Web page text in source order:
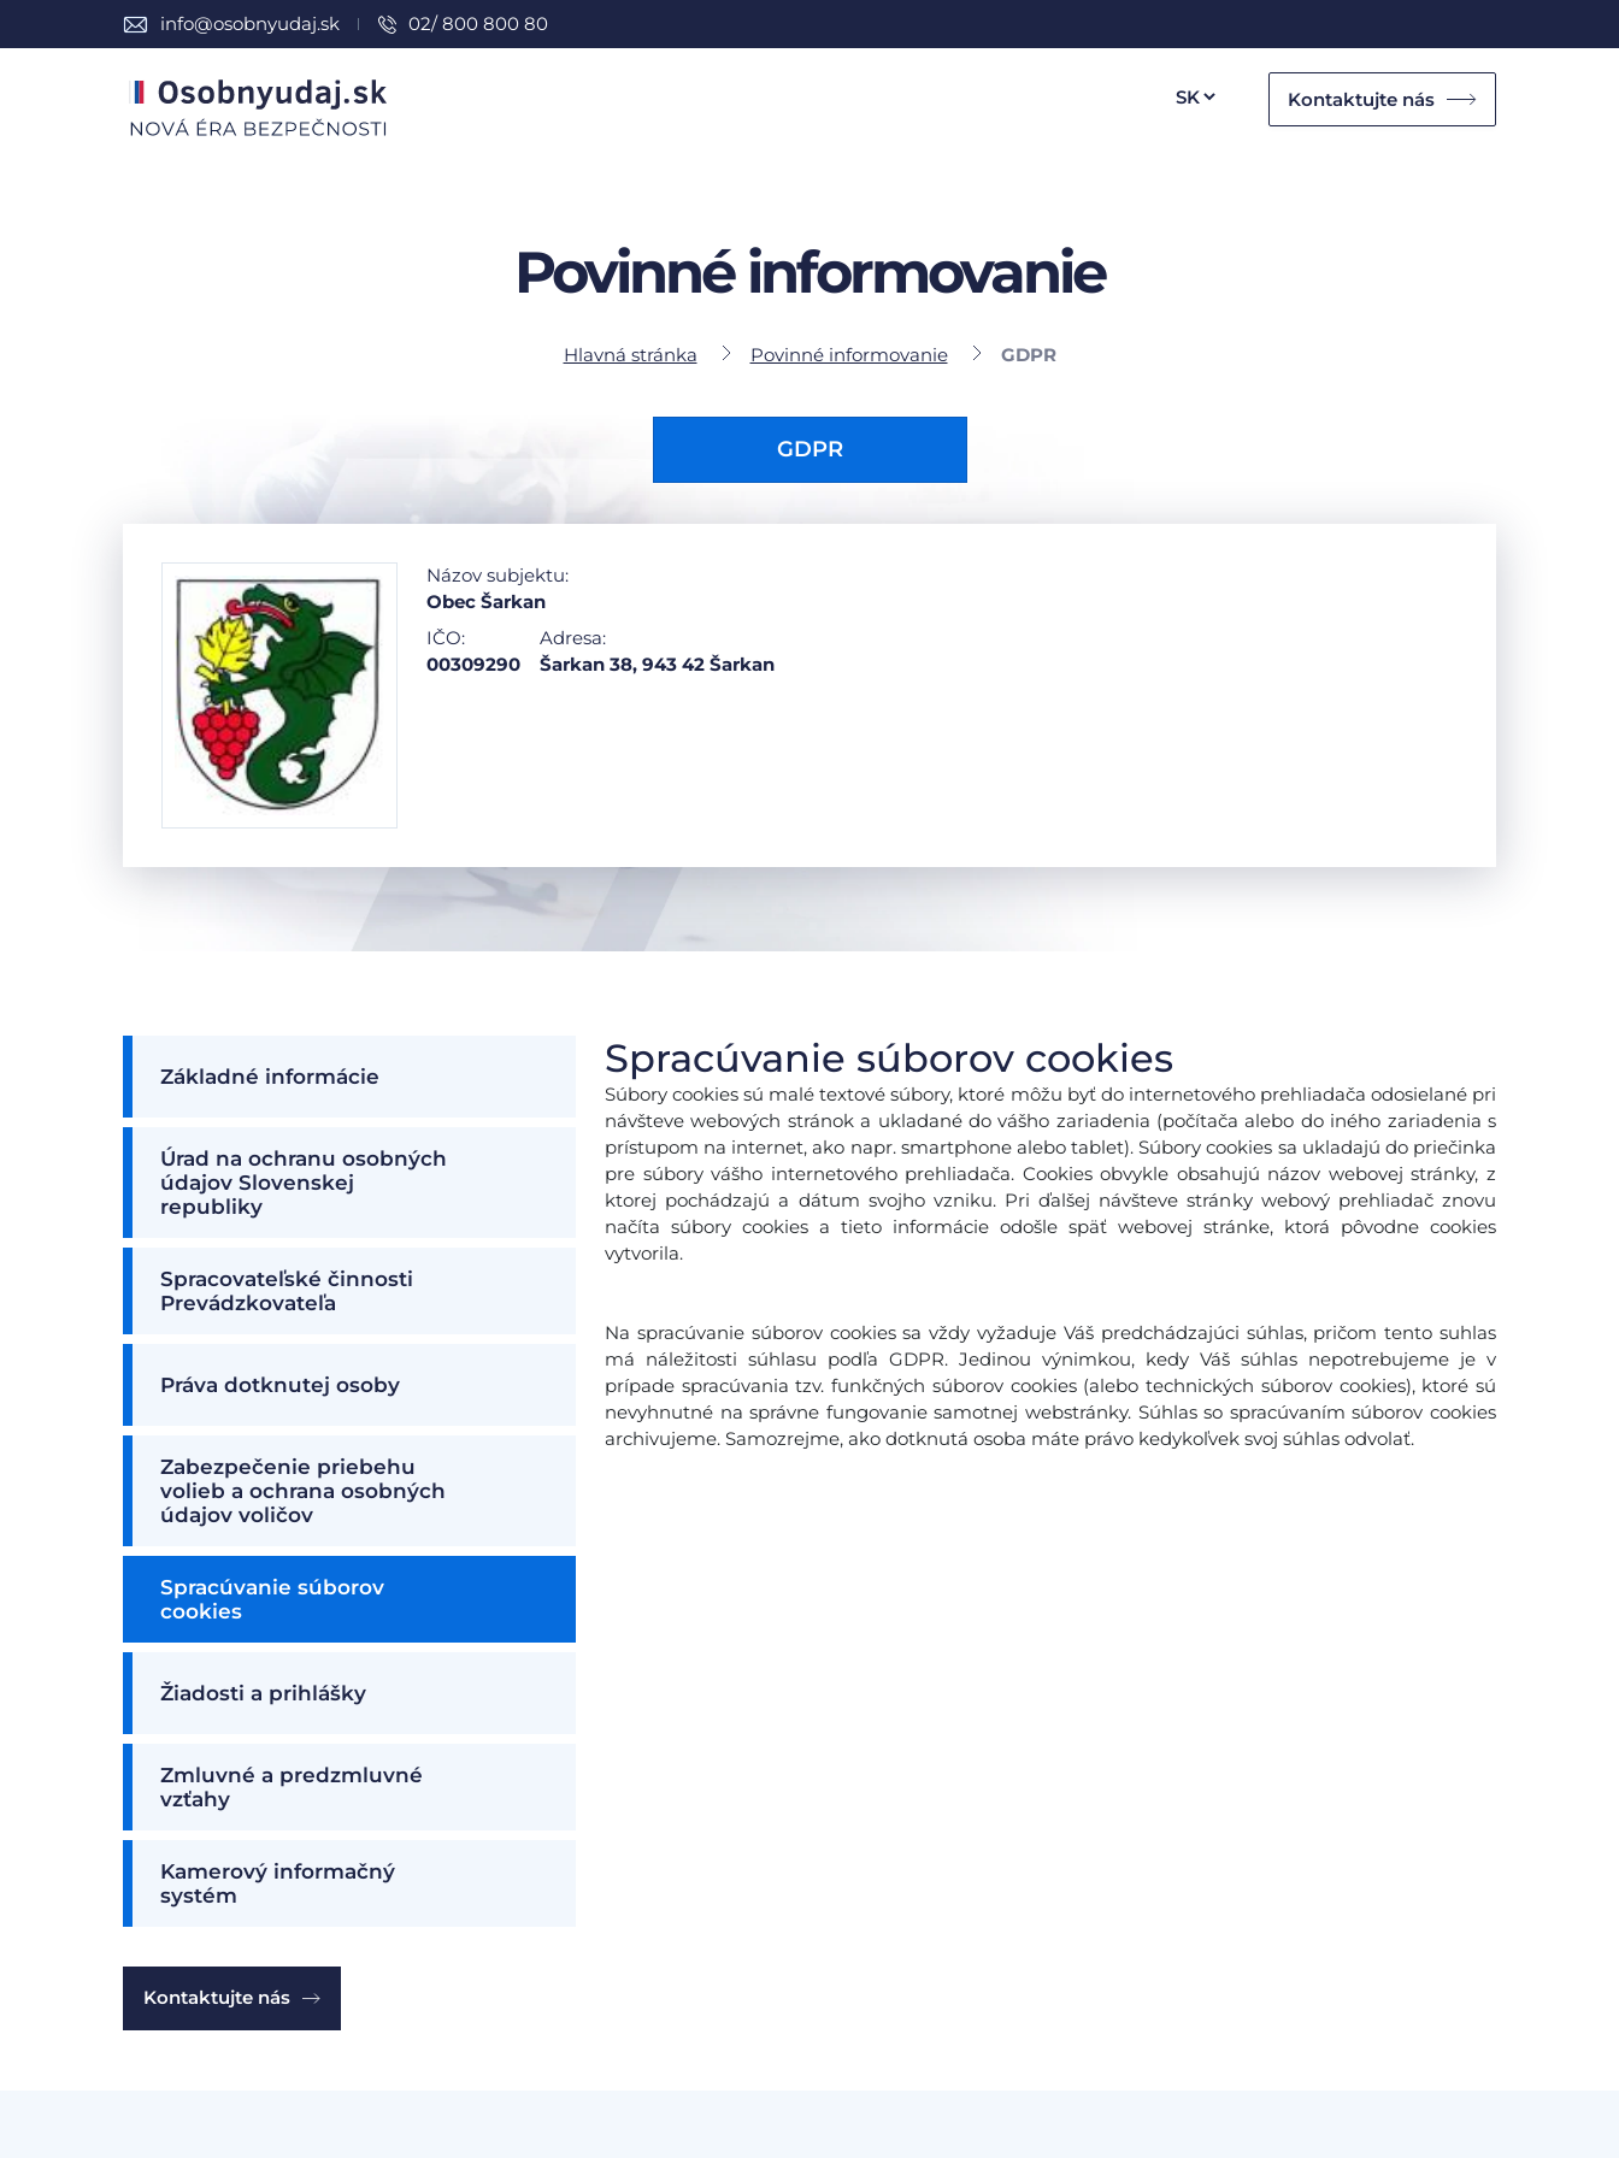
info@osobnyudaj.sk 02/ 800 800 80
Kontaktujte nás
Povinné informovanie
Hlavná stránka Povinné informovanie GDPR
GDPR
Názov subjektu:
Obec Šarkan
IČO:
00309290
Adresa:
Šarkan 38, 943 42 Šarkan
Základné informácie
Úrad na ochranu osobných
údajov Slovenskej
republiky
Spracovateľské činnosti
Prevádzkovateľa
Práva dotknutej osoby
Zabezpečenie priebehu
volieb a ochrana osobných
údajov voličov
Spracúvanie súborov
cookies
Žiadosti a prihlášky
Zmluvné a predzmluvné
vzťahy
Kamerový informačný
systém
Kontaktujte nás
Spracúvanie súborov cookies
Súbory cookies sú malé textové súbory, ktoré môžu byť do internetového prehliadača odosielané pri
návšteve webových stránok a ukladané do vášho zariadenia (počítača alebo do iného zariadenia s
prístupom na internet, ako napr. smartphone alebo tablet). Súbory cookies sa ukladajú do priečinka
pre súbory vášho internetového prehliadača. Cookies obvykle obsahujú názov webovej stránky, z
ktorej pochádzajú a dátum svojho vzniku. Pri ďalšej návšteve stránky webový prehliadač znovu
načíta súbory cookies a tieto informácie odošle späť webovej stránke, ktorá pôvodne cookies
vytvorila.
Na spracúvanie súborov cookies sa vždy vyžaduje Váš predchádzajúci súhlas, pričom tento suhlas
má náležitosti súhlasu podľa GDPR. Jedinou výnimkou, kedy Váš súhlas nepotrebujeme je v
prípade spracúvania tzv. funkčných súborov cookies (alebo technických súborov cookies), ktoré sú
nevyhnutné na správne fungovanie samotnej webstránky. Súhlas so spracúvaním súborov cookies
archivujeme. Samozrejme, ako dotknutá osoba máte právo kedykoľvek svoj súhlas odvolať.